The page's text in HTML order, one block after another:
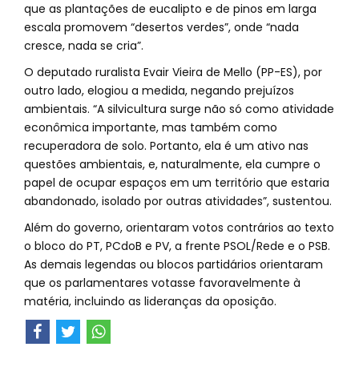
que as plantações de eucalipto e de pinos em larga
escala promovem “desertos verdes”, onde “nada
cresce, nada se cria”.
O deputado ruralista Evair Vieira de Mello (PP-ES), por
outro lado, elogiou a medida, negando prejuízos
ambientais. “A silvicultura surge não só como atividade
econômica importante, mas também como
recuperadora de solo. Portanto, ela é um ativo nas
questões ambientais, e, naturalmente, ela cumpre o
papel de ocupar espaços em um território que estaria
abandonado, isolado por outras atividades”, sustentou.
Além do governo, orientaram votos contrários ao texto
o bloco do PT, PCdoB e PV, a frente PSOL/Rede e o PSB.
As demais legendas ou blocos partidários orientaram
que os parlamentares votasse favoravelmente à
matéria, incluindo as lideranças da oposição.